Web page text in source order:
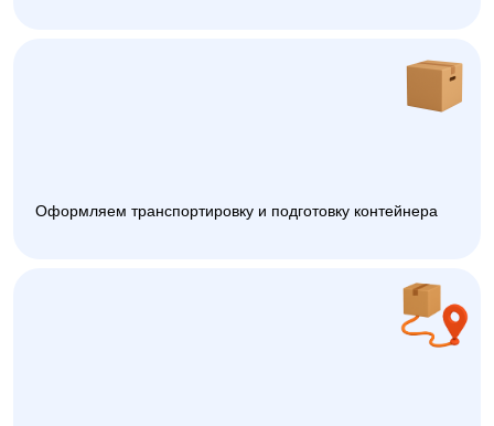
Оформляем транспортировку и подготовку контейнера